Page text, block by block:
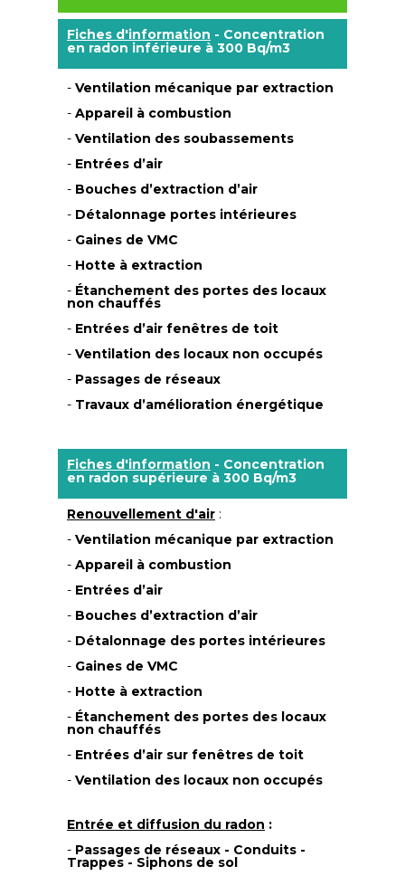
Fiches d'information - Concentration
en radon inférieure à 300 Bq/m3
- Ventilation mécanique par extraction
- Appareil à combustion
- Ventilation des soubassements
- Entrées d’air
- Bouches d’extraction d’air
- Détalonnage portes intérieures
- Gaines de VMC
- Hotte à extraction
- Étanchement des portes des locaux
non chauffés
- Entrées d’air fenêtres de toit
- Ventilation des locaux non occupés
- Passages de réseaux
- Travaux d’amélioration énergétique
Fiches d'information - Concentration
en radon supérieure à 300 Bq/m3
Renouvellement d'air :
- Ventilation mécanique par extraction
- Appareil à combustion
- Entrées d’air
- Bouches d’extraction d’air
- Détalonnage des portes intérieures
- Gaines de VMC
- Hotte à extraction
- Étanchement des portes des locaux
non chauffés
- Entrées d’air sur fenêtres de toit
- Ventilation des locaux non occupés
Entrée et diffusion du radon :
- Passages de réseaux - Conduits -
Trappes - Siphons de sol